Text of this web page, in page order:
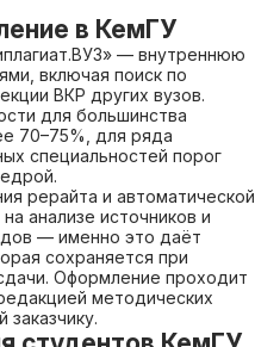
в КемГУ
— внутреннюю
включая поиск по
ВКР других вузов.
для большинства
70–75%, для ряда
специальностей порог
рерайта и автоматической
анализе источников и
— именно это даёт
сохраняется при
Оформление проходит
методических